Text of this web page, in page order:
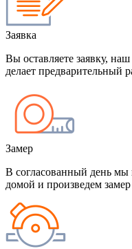
Заявка
Вы оставляете заявку,
делает предварительный
Замер
В согласованный день мы
домой и произведем замер